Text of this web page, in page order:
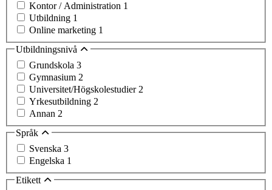
Kontor / Administration 1
Utbildning 1
Online marketing 1
Utbildningsnivå
Grundskola 3
Gymnasium 2
Universitet/Högskolestudier 2
Yrkesutbildning 2
Annan 2
Språk
Svenska 3
Engelska 1
Etikett